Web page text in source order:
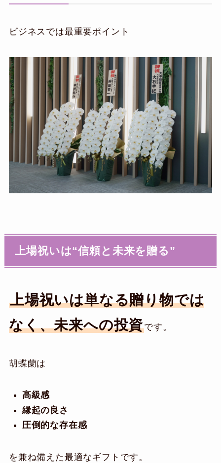
ビジネスでは最重要ポイント
上場祝いは“信頼と未来を贈る”
上場祝いは単なる贈り物では
なく、未来への投資です。
胡蝶蘭は
高級感
縁起の良さ
圧倒的な存在感
を兼ね備えた最適なギフトです。